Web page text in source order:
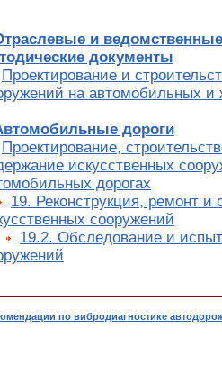
и
документы
Проектирование и
на автомобильных и
дороги
Проектирование,
искусственных
дорогах
19. Реконструкция, ремонт и
сооружений
19.2. Обследование и
по вибродиагностике